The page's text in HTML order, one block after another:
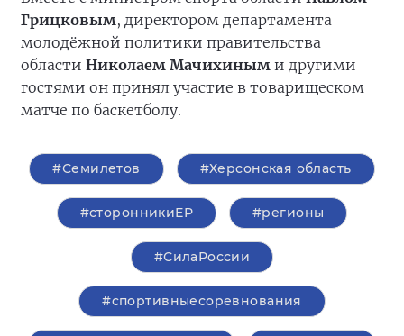
Грицковым, директором департамента
молодёжной политики правительства
области Николаем Мачихиным и другими
гостями он принял участие в товарищеском
матче по баскетболу.
#Семилетов #Херсонская область
#сторонникиЕР #регионы
#СилаРоссии
#спортивныесоревнования